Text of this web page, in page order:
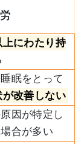
上にわたり持
眠をとって
が改善しない
因が特定し
合が多い